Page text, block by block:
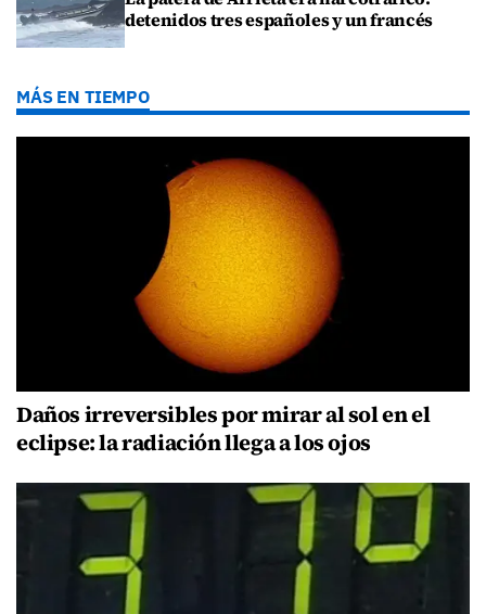
detenidos tres españoles y un francés
MÁS EN TIEMPO
Daños irreversibles por mirar al sol en el
eclipse: la radiación llega a los ojos